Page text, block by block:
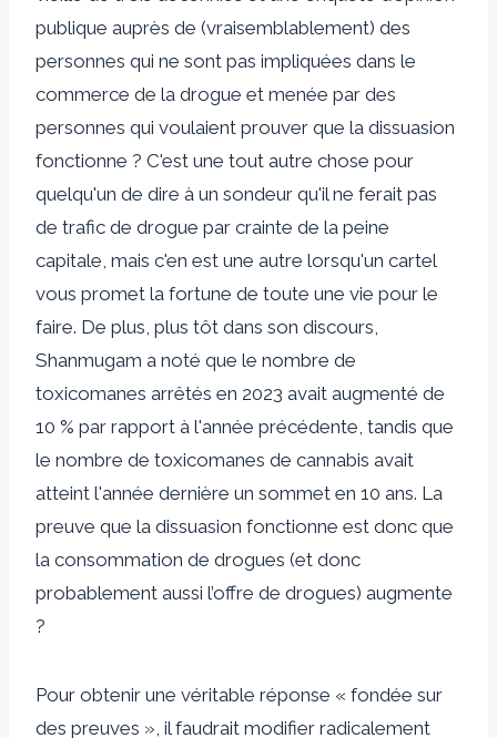
publique auprès de (vraisemblablement) des
personnes qui ne sont pas impliquées dans le
commerce de la drogue et menée par des
personnes qui voulaient prouver que la dissuasion
fonctionne ? C'est une tout autre chose pour
quelqu'un de dire à un sondeur qu'il ne ferait pas
de trafic de drogue par crainte de la peine
capitale, mais c'en est une autre lorsqu'un cartel
vous promet la fortune de toute une vie pour le
faire. De plus, plus tôt dans son discours,
Shanmugam a noté que le nombre de
toxicomanes arrêtés en 2023 avait augmenté de
10 % par rapport à l'année précédente, tandis que
le nombre de toxicomanes de cannabis avait
atteint l'année dernière un sommet en 10 ans. La
preuve que la dissuasion fonctionne est donc que
la consommation de drogues (et donc
probablement aussi l’offre de drogues) augmente
?
Pour obtenir une véritable réponse « fondée sur
des preuves », il faudrait modifier radicalement